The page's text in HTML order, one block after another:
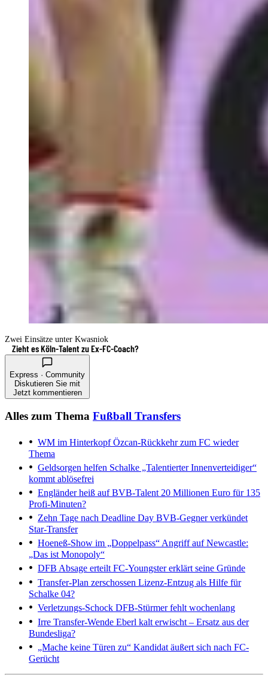
Zwei Einsätze unter Kwasniok
Zieht es Köln-Talent zu Ex-FC-Coach?
Express · Community
Diskutieren Sie mit
Jetzt kommentieren
Alles zum Thema Fußball Transfers
WM im HinterkopfÖzcan-Rückkehr zum FC wieder
Thema
Geldsorgen helfen Schalke „Talentierter Innenverteidiger“
kommt ablösefrei
Engländer heiß auf BVB-Talent 20 Millionen Euro für 135
Profi-Minuten?
Zehn Tage nach Deadline Day BVB-Gegner verkündet
Star-Transfer
Hoeneß-Show im „Doppelpass“ Angriff auf Newcastle:
„Das ist Monopoly“
DFB Absage erteilt FC-Youngster erklärt seine Gründe
Transfer-Plan zerschossen Lizenz-Entzug als Hilfe für
Schalke 04?
Verletzungs-Schock DFB-Stürmer fehlt wochenlang
Irre Transfer-Wende Eberl kalt erwischt – Ersatz aus der
Bundesliga?
„Mache keine Türen zu“ Kandidat äußert sich nach FC-
Gerücht